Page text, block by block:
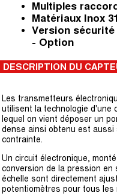
Multiples
Matériaux Inox
Version sécurité
- Option
DESCRIPTION DU
Les transmetteurs
utilisent la technologie d'une
lequel on vient déposer un
dense ainsi obtenu est aussi
contrainte.
Un circuit électronique,
conversion de la pression en
échelle sont directement
potentiomètres pour tous les